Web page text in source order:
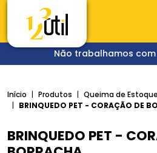
Não trabalhamos
Início Produtos Queima de Estoque
BRINQUEDO PET - CORAÇÃO DE
BRINQUEDO PET -